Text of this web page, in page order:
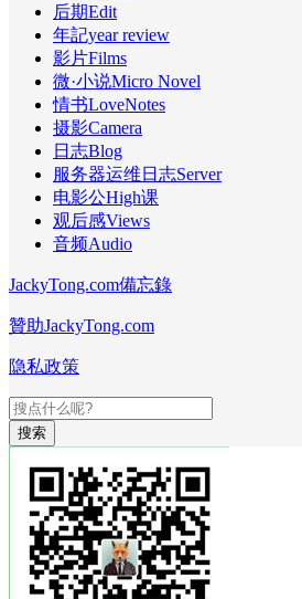
后期Edit
年記year review
影片Films
微·小说Micro Novel
情书LoveNotes
摄影Camera
日志Blog
服务器运维日志Server
电影公High课
观后感Views
音频Audio
JackyTong.com備忘錄
贊助JackyTong.com
隐私政策
搜索